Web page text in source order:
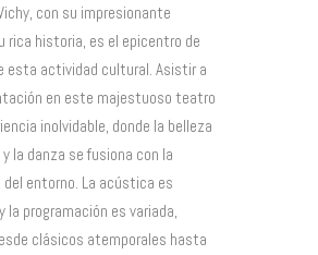
con su impresionante
rica historia, es el epicentro de
esta actividad cultural. Asistir a
en este majestuoso teatro
inolvidable, donde la belleza
la danza se fusiona con la
del entorno. La acústica es
la programación es variada,
clásicos atemporales hasta